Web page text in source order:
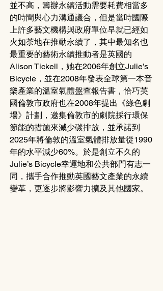
並不高，籌辦永續活動需要耗費相當多
的時間與心力溝通議合，但是當時國際
上許多藝文機構與政府單位早就已經如
火如荼地在推動永續了，其中最知名也
最重要的藝術永續推動者是英國的
Alison Tickell，她在2006年創立Julie’s
Bicycle，並在2008年發表全球第一本音
樂產業的溫室氣體盤查報告書，恰巧英
國倫敦市政府也在2008年提出《綠色劇
場》計劃，邀集倫敦市的劇院採行環保
節能的措施來減少碳排放，並承諾到
2025年將倫敦的溫室氣體排放量從1990
年的水平減少60%。於是創立不久的
Julie’s Bicycle幸運地和公共部門有志一
同，攜手合作推動英國藝文產業的永續
變革，更逐步將影響力擴及其他國家。